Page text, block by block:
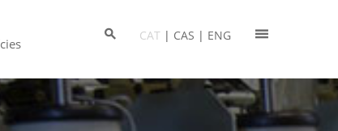
CAT | CAS | ENG